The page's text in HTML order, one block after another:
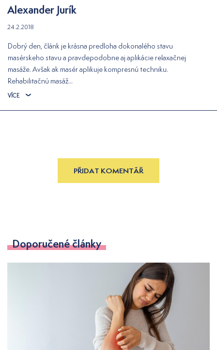
Alexander Jurík
24.2.2018
Dobrý den, článk je krásna predloha dokonalého stavu
masérskeho stavu a pravdepodobne aj aplikácie relaxačnej
masáže. Avšak ak masér aplikuje kompresnú techniku.
Rehabilitačnú masáž...
VÍCE
PŘIDAT KOMENTÁŘ
Doporučené články